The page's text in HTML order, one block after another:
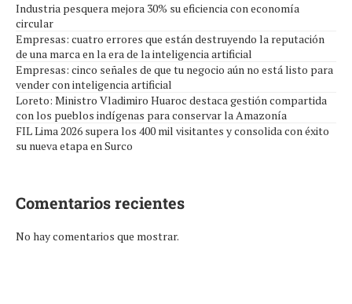
Industria pesquera mejora 30% su eficiencia con economía
circular
Empresas: cuatro errores que están destruyendo la reputación
de una marca en la era de la inteligencia artificial
Empresas: cinco señales de que tu negocio aún no está listo para
vender con inteligencia artificial
Loreto: Ministro Vladimiro Huaroc destaca gestión compartida
con los pueblos indígenas para conservar la Amazonía
FIL Lima 2026 supera los 400 mil visitantes y consolida con éxito
su nueva etapa en Surco
Comentarios recientes
No hay comentarios que mostrar.